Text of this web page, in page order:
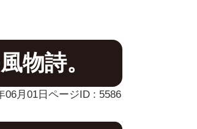
物詩。
06月01日 ページID : 5586